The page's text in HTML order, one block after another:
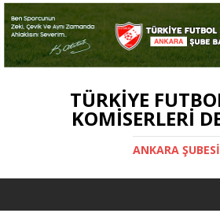
TÜRKIYE
KOMISERLERI
ANKARA ŞUBESİ